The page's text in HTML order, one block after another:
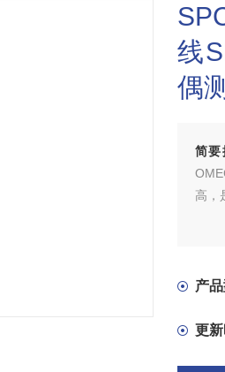
线
偶
简要
高，
产品
更新